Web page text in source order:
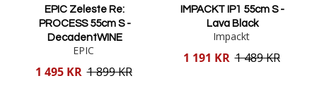
EPIC Zeleste Re:
PROCESS 55cm S -
DecadentWINE
EPIC
Reducerat
1 495 KR 1 899 KR
IMPACKT IP1 55cm S -
Lava Black
Impackt
Reducerat
1 191 KR 1 489 KR